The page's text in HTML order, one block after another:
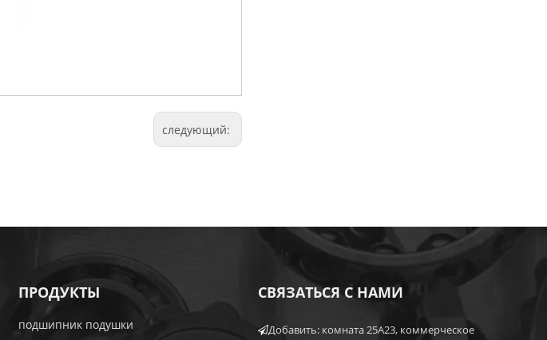
следующий:
ПРОДУКТЫ
подшипник подушки
СВЯЗАТЬСЯ С НАМИ
Добавить: комната 25A23, коммерческое